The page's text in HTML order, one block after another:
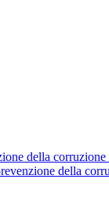
della corruzione
della